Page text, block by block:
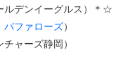
ルデンイーグルス）＊☆
バファローズ）
ャーズ静岡）